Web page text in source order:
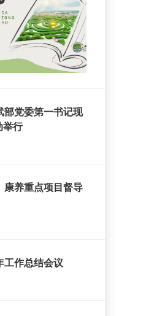
部党委第一书记现
举行
康养重点项目督导
工作总结会议